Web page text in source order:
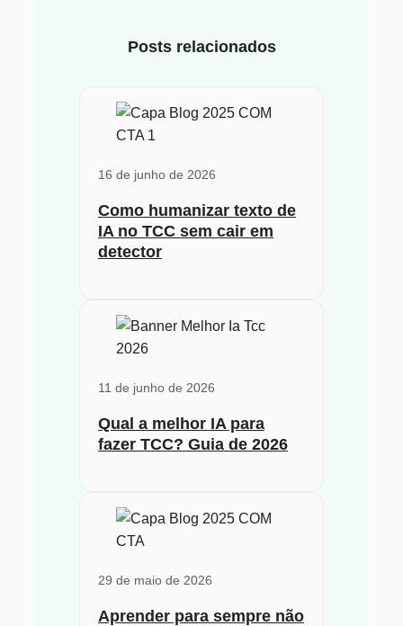
Posts relacionados
16 de junho de 2026
Como humanizar texto de
IA no TCC sem cair em
detector
11 de junho de 2026
Qual a melhor IA para
fazer TCC? Guia de 2026
29 de maio de 2026
Aprender para sempre não